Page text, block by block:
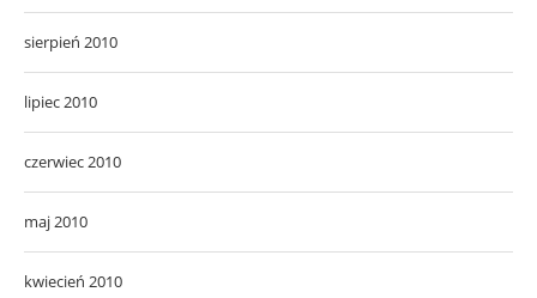
sierpień 2010
lipiec 2010
czerwiec 2010
maj 2010
kwiecień 2010